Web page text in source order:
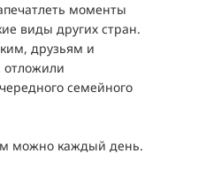
моменты
виды других стран.
друзьям и
отложили
семейного
можно каждый день.